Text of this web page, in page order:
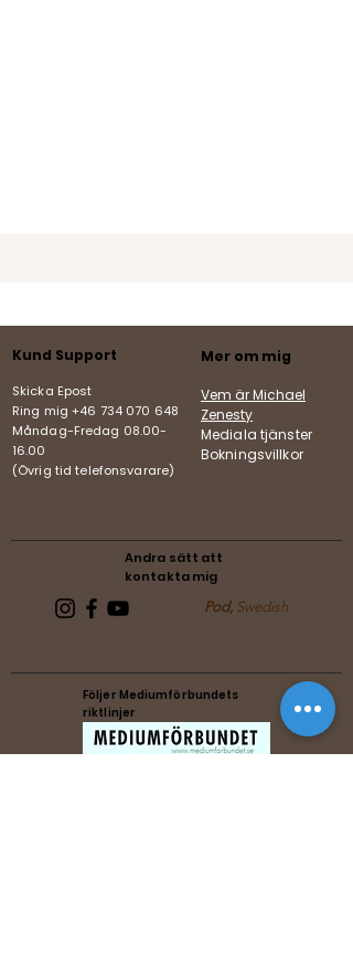
Kund Support
Skicka Epost
Ring mig +46 734 070 648
Måndag-Fredag 08.00-
16.00
(Övrig tid telefonsvarare)
Mer om mig
Vem är Michael
Zenesty
Mediala tjänster
Bokningsvillkor
Andra sätt att
kontakta mig
Pod, Swedish
Följer Mediumförbundets
riktlinjer